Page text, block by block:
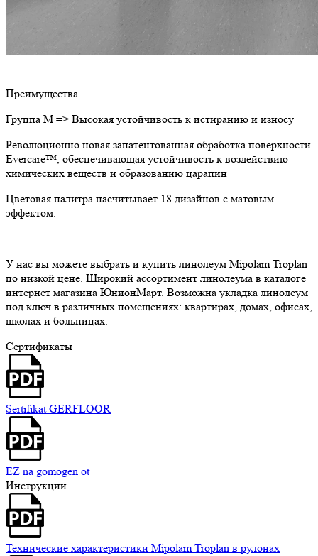
Преимущества
Группа M => Высокая устойчивость к истиранию и износу
Революционно новая запатентованная обработка поверхности
Evercare™, обеспечивающая устойчивость к воздействию
химических веществ и образованию царапин
Цветовая палитра насчитывает 18 дизайнов с матовым
эффектом.
У нас вы можете выбрать и купить линолеум Mipolam Troplan
по низкой цене. Широкий ассортимент линолеума в каталоге
интернет магазина ЮнионМарт. Возможна укладка линолеум
под ключ в различных помещениях: квартирах, домах, офисах,
школах и больницах.
Сертификаты
Sertifikat GERFLOOR
EZ na gomogen ot
Инструкции
Технические характеристики Mipolam Troplan в рулонах